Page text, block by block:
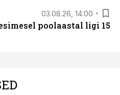
03.08.26, 14:00
poolaastal ligi 15